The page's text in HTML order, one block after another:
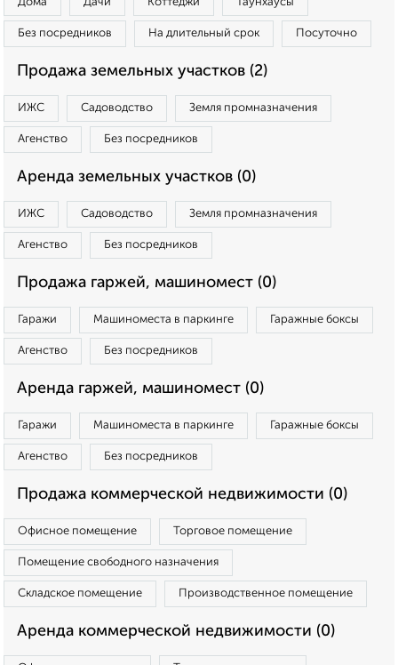
Без посредников На длительный срок Посуточно
Продажа земельных участков (2)
ИЖС Садоводство Земля промназначения
Агенство Без посредников
Аренда земельных участков (0)
ИЖС Садоводство Земля промназначения
Агенство Без посредников
Продажа гаржей, машиномест (0)
Гаражи Машиноместа в паркинге Гаражные боксы
Агенство Без посредников
Аренда гаржей, машиномест (0)
Гаражи Машиноместа в паркинге Гаражные боксы
Агенство Без посредников
Продажа коммерческой недвижимости (0)
Офисное помещение Торговое помещение
Помещение свободного назначения
Складское помещение Производственное помещение
Аренда коммерческой недвижимости (0)